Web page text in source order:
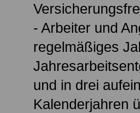
- Arbeiter und
regelmäßiges
und in drei
Kalenderjahren